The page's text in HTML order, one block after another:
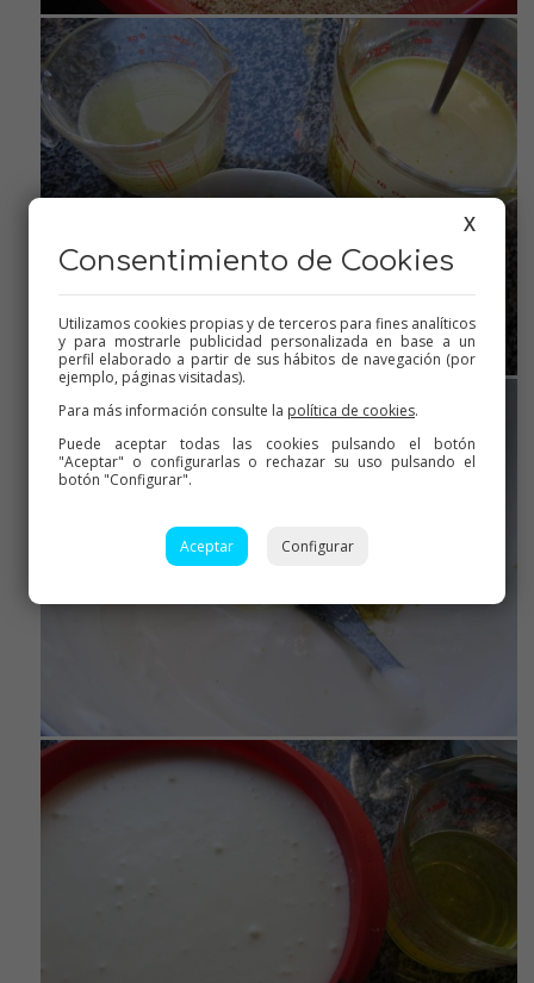
X
Consentimiento de Cookies
Utilizamos cookies propias y de terceros para fines analíticos
y para mostrarle publicidad personalizada en base a un
perfil elaborado a partir de sus hábitos de navegación (por
ejemplo, páginas visitadas).
Para más información consulte la política de cookies.
Puede aceptar todas las cookies pulsando el botón
"Aceptar" o configurarlas o rechazar su uso pulsando el
botón "Configurar".
Aceptar Configurar